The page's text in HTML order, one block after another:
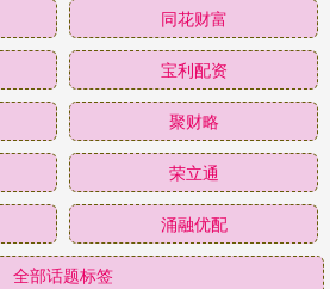
同花财富
宝利配资
聚财略
荣立通
涌融优配
全部话题标签